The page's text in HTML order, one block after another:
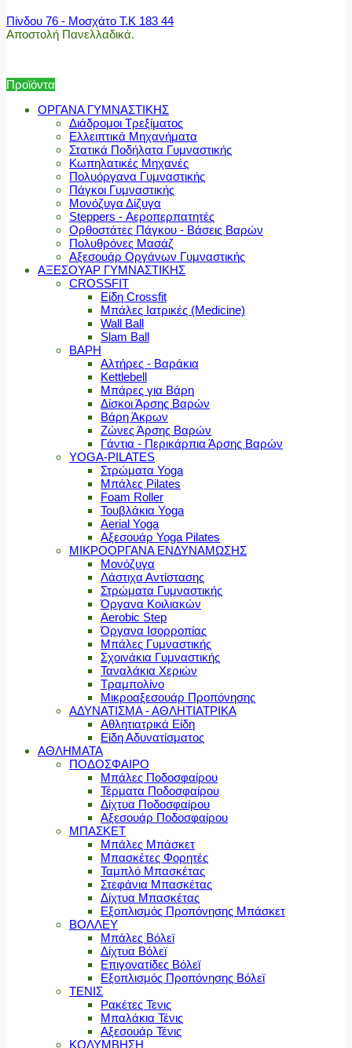
Πίνδου 76 - Μοσχάτο Τ.Κ 183 44
Αποστολή Πανελλαδικά.
Προϊόντα
ΟΡΓΑΝΑ ΓΥΜΝΑΣΤΙΚΗΣ
Διάδρομοι Τρεξίματος
Ελλειπτικά Μηχανήματα
Στατικά Ποδήλατα Γυμναστικής
Κωπηλατικές Μηχανές
Πολυόργανα Γυμναστικής
Πάγκοι Γυμναστικής
Μονόζυγα Δίζυγα
Steppers - Αεροπερπατητές
Ορθοστάτες Πάγκου - Βάσεις Βαρών
Πολυθρόνες Μασάζ
Αξεσουάρ Οργάνων Γυμναστικής
ΑΞΕΣΟΥΑΡ ΓΥΜΝΑΣΤΙΚΗΣ
CROSSFIT
Είδη Crossfit
Μπάλες Ιατρικές (Medicine)
Wall Ball
Slam Ball
ΒΑΡΗ
Αλτήρες - Βαράκια
Kettlebell
Μπάρες για Βάρη
Δίσκοι Άρσης Βαρών
Βάρη Άκρων
Ζώνες Άρσης Βαρών
Γάντια - Περικάρπια Άρσης Βαρών
YOGA-PILATES
Στρώματα Yoga
Μπάλες Pilates
Foam Roller
Τουβλάκια Yoga
Aerial Yoga
Αξεσουάρ Yoga Pilates
ΜΙΚΡΟΟΡΓΑΝΑ ΕΝΔΥΝΑΜΩΣΗΣ
Μονόζυγα
Λάστιχα Αντίστασης
Στρώματα Γυμναστικής
Όργανα Κοιλιακών
Aerobic Step
Όργανα Ισορροπίας
Μπάλες Γυμναστικής
Σχοινάκια Γυμναστικής
Ταναλάκια Χεριών
Τραμπολίνο
Μικροαξεσουάρ Προπόνησης
ΑΔΥΝΑΤΙΣΜΑ - ΑΘΛΗΤΙΑΤΡΙΚΑ
Αθλητιατρικά Είδη
Είδη Αδυνατίσματος
ΑΘΛΗΜΑΤΑ
ΠΟΔΟΣΦΑΙΡΟ
Μπάλες Ποδοσφαίρου
Τέρματα Ποδοσφαίρου
Δίχτυα Ποδοσφαίρου
Αξεσουάρ Ποδοσφαίρου
ΜΠΑΣΚΕΤ
Μπάλες Μπάσκετ
Μπασκέτες Φορητές
Ταμπλό Μπασκέτας
Στεφάνια Μπασκέτας
Δίχτυα Μπασκέτας
Εξοπλισμός Προπόνησης Μπάσκετ
ΒΟΛΛΕΥ
Μπάλες Βόλεϊ
Δίχτυα Βόλεϊ
Επιγονατίδες Βόλεϊ
Εξοπλισμός Προπόνησης Βόλεϊ
ΤΕΝΙΣ
Ρακέτες Τενις
Μπαλάκια Τένις
Αξεσουάρ Τένις
ΚΟΛΥΜΒΗΣΗ